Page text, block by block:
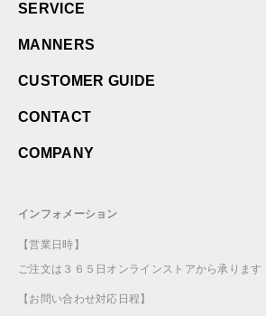
SERVICE
MANNERS
CUSTOMER GUIDE
CONTACT
COMPANY
インフォメーション
【営業日時】
ご注文は３６５日オンラインストアから承ります
【お問い合わせ対応日程】